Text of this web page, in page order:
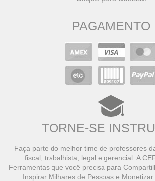
PAGAMENTO
TORNE-SE
Faça parte do melhor time de professores
fiscal, trabalhista, legal e gerencial. A
Ferramentas que você precisa para
Inspirar Milhares de Pessoas e Monetizar